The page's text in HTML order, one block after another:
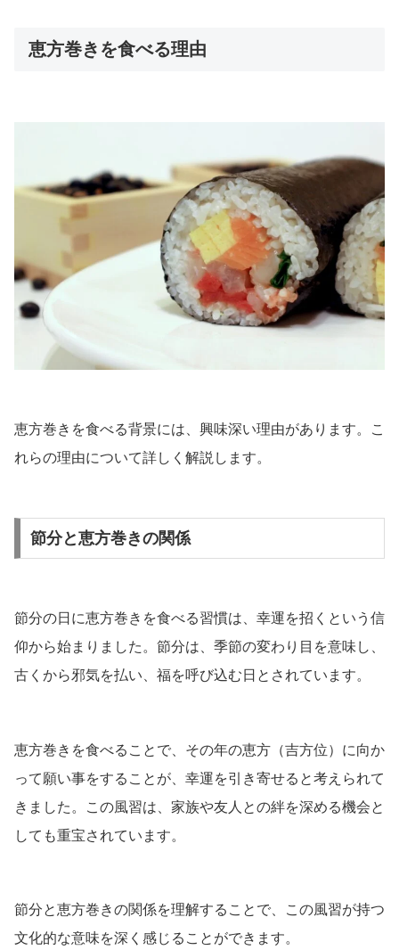
恵方巻きを食べる理由
恵方巻きを食べる背景には、興味深い理由があります。こ
れらの理由について詳しく解説します。
節分と恵方巻きの関係
節分の日に恵方巻きを食べる習慣は、幸運を招くという信
仰から始まりました。節分は、季節の変わり目を意味し、
古くから邪気を払い、福を呼び込む日とされています。
恵方巻きを食べることで、その年の恵方（吉方位）に向か
って願い事をすることが、幸運を引き寄せると考えられて
きました。この風習は、家族や友人との絆を深める機会と
しても重宝されています。
節分と恵方巻きの関係を理解することで、この風習が持つ
文化的な意味を深く感じることができます。